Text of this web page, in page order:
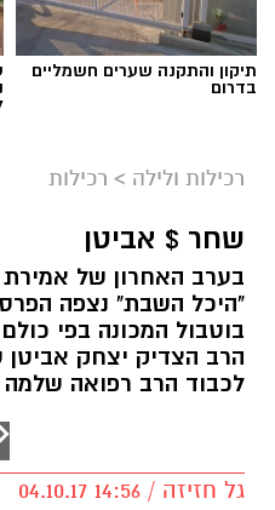
תיקון והתקנה שערים חשמליים
בדרום
רכילות ולילה > רכילות
שחר $ אביטן
בערב האחרון של אמירת
"היכל השבת" נצפה
בוטבול המכונה בפי
הרב הצדיק יצחק
לכבוד הרב רפואה שלמה
גל חזיזה / 14:56 04.10.17